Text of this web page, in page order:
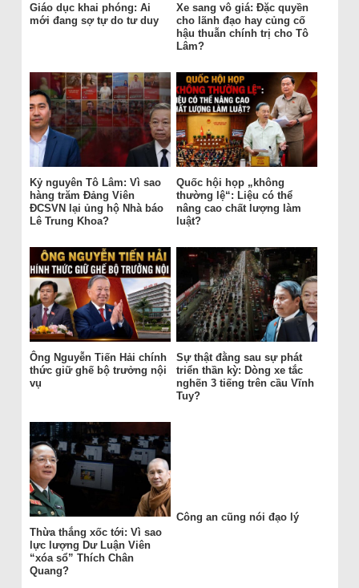
Giáo dục khai phóng: Ai
mới đang sợ tự do tư duy
Xe sang vô giá: Đặc quyền
cho lãnh đạo hay củng cố
hậu thuẫn chính trị cho Tô
Lâm?
Kỷ nguyên Tô Lâm: Vì sao
hàng trăm Đảng Viên
ĐCSVN lại ủng hộ Nhà báo
Lê Trung Khoa?
Quốc hội họp „không
thường lệ“: Liệu có thể
nâng cao chất lượng làm
luật?
Ông Nguyễn Tiến Hải chính
thức giữ ghế bộ trưởng nội
vụ
Sự thật đằng sau sự phát
triển thần kỳ: Dòng xe tắc
nghẽn 3 tiếng trên cầu Vĩnh
Tuy?
Thừa thắng xốc tới: Vì sao
lực lượng Dư Luận Viên
“xóa sổ” Thích Chân
Quang?
Công an cũng nói đạo lý